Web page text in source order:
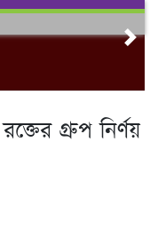
গ্রুপ নির্ণয়